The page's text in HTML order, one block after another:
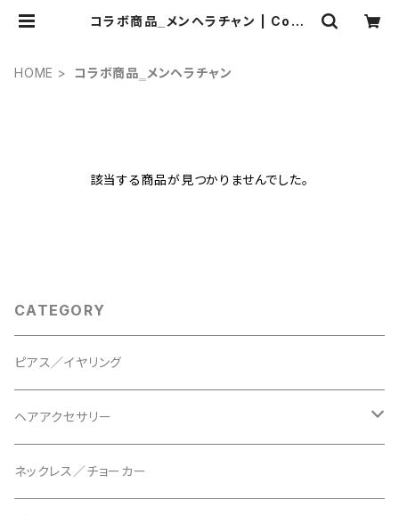
コラボ商品‗メンヘラチャン | Conp
HOME コラボ商品‗メンヘラチャン
該当する商品が見つかりませんでした。
CATEGORY
ピアス／イヤリング
ヘアアクセサリー
天使の羽クリップ
ネックレス／チョーカー